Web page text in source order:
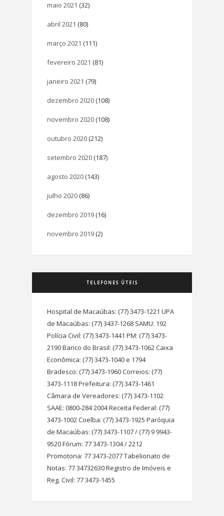
maio 2021 (32)
abril 2021 (80)
março 2021 (111)
fevereiro 2021 (81)
janeiro 2021 (79)
dezembro 2020 (108)
novembro 2020 (108)
outubro 2020 (212)
setembro 2020 (187)
agosto 2020 (143)
julho 2020 (86)
dezembro 2019 (16)
novembro 2019 (2)
TELEFONES ÚTEIS
Hospital de Macaúbas: (77) 3473-1221 UPA
de Macaúbas: (77) 3437-1268 SAMU: 192
Polícia Civil: (77) 3473-1441 PM: (77) 3473-
2190 Banco do Brasil: (77) 3473-1062 Caixa
Econômica: (77) 3473-1040 e 1794
Bradesco: (77) 3473-1960 Correios: (77)
3473-1118 Prefeitura: (77) 3473-1461
Câmara de Vereadores: (77) 3473-1102
SAAE: 0800-284 2004 Receita Federal: (77)
3473-1002 Coelba: (77) 3473-1925 Paróquia
de Macaúbas: (77) 3473-1107 / (77) 9 9943-
9520 Fórum: 77 3473-1304 / 2212
Promotoria: 77 3473-2077 Tabelionato de
Notas: 77 34732630 Registro de Imóveis e
Reg. Civil: 77 3473-1455